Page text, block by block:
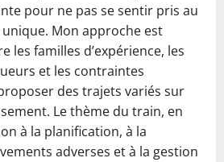
pour ne pas se sentir pris au
unique. Mon approche est
les familles d’expérience, les
et les contraintes
des trajets variés sur
Le thème du train, en
à la planification, à la
adverses et à la gestion